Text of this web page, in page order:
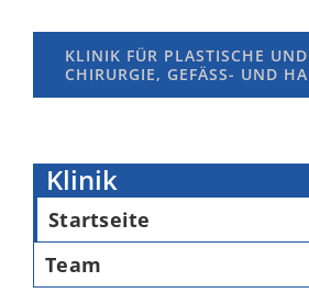
KLINIK FÜR PLASTISCHE
CHIRURGIE, GEFÄSS- UND
Klinik
Startseite
Team